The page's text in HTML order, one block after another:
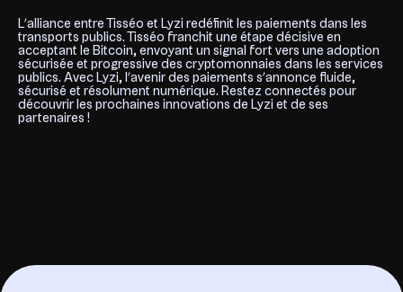
L’alliance entre Tisséo et Lyzi redéfinit les paiements dans les
transports publics. Tisséo franchit une étape décisive en
acceptant le Bitcoin, envoyant un signal fort vers une adoption
sécurisée et progressive des cryptomonnaies dans les services
publics. Avec Lyzi, l’avenir des paiements s’annonce fluide,
sécurisé et résolument numérique. Restez connectés pour
découvrir les prochaines innovations de Lyzi et de ses
partenaires !